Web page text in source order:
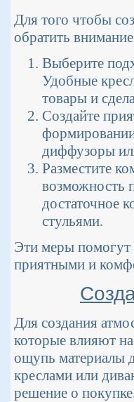
Для того чтобы
обратить
Выберите
Удобные
товары и
Создайте
формировании
диффузоры
Разместите
возможность
достаточное
стульями.
Эти меры помогут
приятными и
Для создания
которые влияют
ощупь материалы
креслами или
решение о